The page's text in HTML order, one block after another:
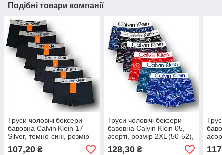
Подібні товари компанії
Труси чоловічі боксери
бавовна Calvin Klein 17
Silver, темно-сині, розмір
2XL (50-52), 013075
107,20 ₴
Труси чоловічі боксери
бавовна Calvin Klein 05,
асорті, розмір 2XL (50-52),
09127
128,30₴
2XL